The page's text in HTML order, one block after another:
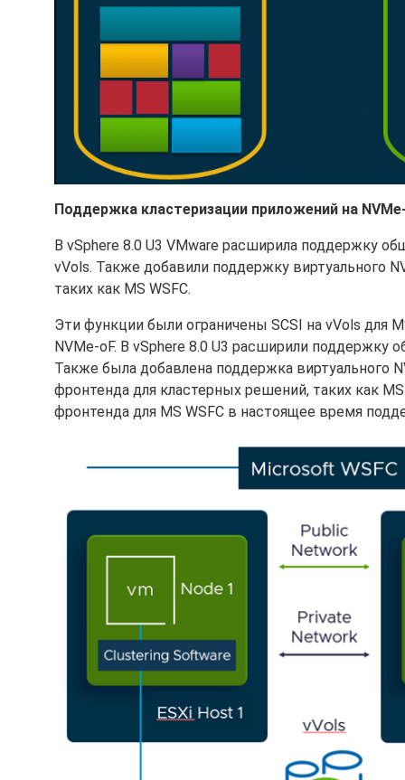
Поддержка кластеризации приложений на
В vSphere 8.0 U3 VMware расширила поддержку
vVols. Также добавили поддержку виртуального
таких как MS WSFC.
Эти функции были ограничены SCSI на vVols для
NVMe-oF. В vSphere 8.0 U3 расширили поддержку
Также была добавлена поддержка виртуального
фронтенда для кластерных решений, таких как
фронтенда для MS WSFC в настоящее время